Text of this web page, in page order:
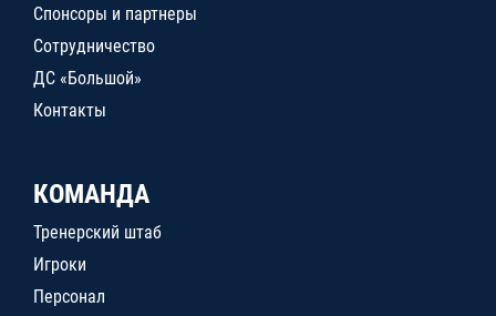
Спонсоры и партнеры
Сотрудничество
ДС «Большой»
Контакты
КОМАНДА
Тренерский штаб
Игроки
Персонал